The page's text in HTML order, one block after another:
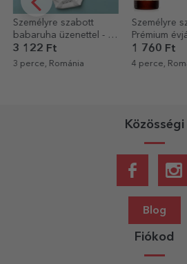
szabott
üzenettel - Új
Személyre szabott sör -
Prémium évjárat
4 perce, Románia
Közösségi
Blog
Fiókod